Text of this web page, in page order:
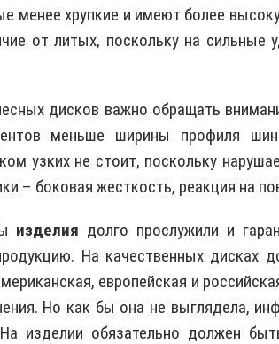
менее хрупкие и имеют более
от литых, поскольку на
дисков важно обращать
меньше ширины профиля
узких не стоит, поскольку
– боковая жесткость, реакция на
изделия долго прослужили и
На качественных дисках
европейская и
Но как бы она не выглядела,
изделии обязательно должен